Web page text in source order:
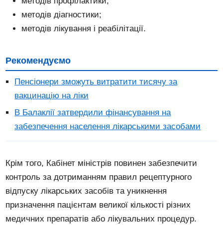
методів діагностики;
методів лікування і реабілітації.
Рекомендуємо
Пенсіонери зможуть витратити тисячу за
вакцинацію на ліки
В Балаклії затвердили фінансування на
забезпечення населення лікарськими засобами
Крім того, Кабінет міністрів повинен забезпечити
контроль за дотриманням правил рецептурного
відпуску лікарських засобів та уникнення
призначення пацієнтам великої кількості різних
медичних препаратів або лікувальних процедур.